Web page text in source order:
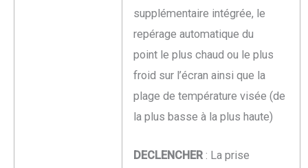
supplémentaire intégrée, le
repérage automatique du
point le plus chaud ou le plus
froid sur l’écran ainsi que la
plage de température visée (de
la plus basse à la plus haute)
DECLENCHER: La prise